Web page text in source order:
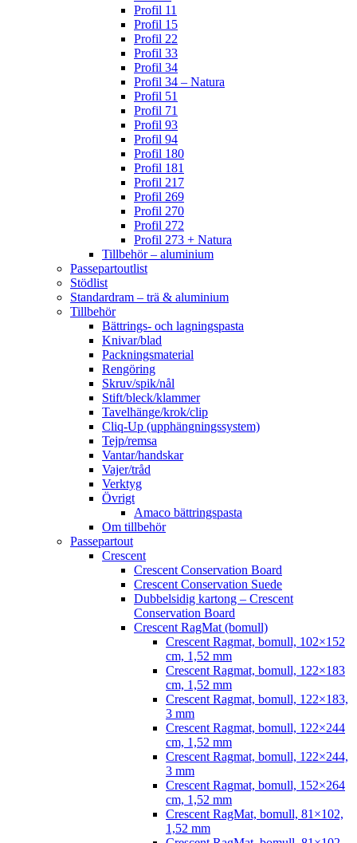
Profil 11
Profil 15
Profil 22
Profil 33
Profil 34
Profil 34 – Natura
Profil 51
Profil 71
Profil 93
Profil 94
Profil 180
Profil 181
Profil 217
Profil 269
Profil 270
Profil 272
Profil 273 + Natura
Tillbehör – aluminium
Passepartoutlist
Stödlist
Standardram – trä & aluminium
Tillbehör
Bättrings- och lagningspasta
Knivar/blad
Packningsmaterial
Rengöring
Skruv/spik/nål
Stift/bleck/klammer
Tavelhänge/krok/clip
Cliq-Up (upphängningssystem)
Tejp/remsa
Vantar/handskar
Vajer/tråd
Verktyg
Övrigt
Amaco bättringspasta
Om tillbehör
Passepartout
Crescent
Crescent Conservation Board
Crescent Conservation Suede
Dubbelsidig kartong – Crescent
Conservation Board
Crescent RagMat (bomull)
Crescent Ragmat, bomull, 102×152
cm, 1,52 mm
Crescent Ragmat, bomull, 122×183
cm, 1,52 mm
Crescent Ragmat, bomull, 122×183,
3 mm
Crescent Ragmat, bomull, 122×244
cm, 1,52 mm
Crescent Ragmat, bomull, 122×244,
3 mm
Crescent Ragmat, bomull, 152×264
cm, 1,52 mm
Crescent RagMat, bomull, 81×102,
1,52 mm